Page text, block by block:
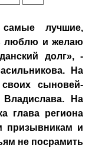
лучшие,
люблю и желаю
долг», -
На
сыновей-
На
глава региона
призывникам и
не посрамить